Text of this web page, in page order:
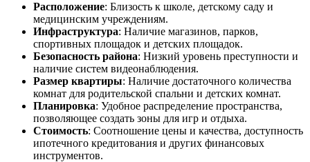
Расположение: Близость к школе, детскому саду и
медицинским учреждениям.
Инфраструктура: Наличие магазинов, парков,
спортивных площадок и детских площадок.
Безопасность района: Низкий уровень преступности и
наличие систем видеонаблюдения.
Размер квартиры: Наличие достаточного количества
комнат для родительской спальни и детских комнат.
Планировка: Удобное распределение пространства,
позволяющее создать зоны для игр и отдыха.
Стоимость: Соотношение цены и качества, доступность
ипотечного кредитования и других финансовых
инструментов.